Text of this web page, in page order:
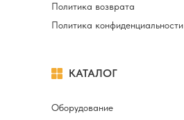
КАТАЛОГ
Оборудование
Политика возврата
Политика конфиденциальности